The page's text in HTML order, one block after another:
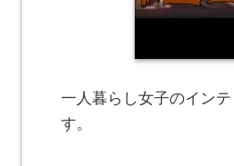
一人暮らし女子のイン
す。